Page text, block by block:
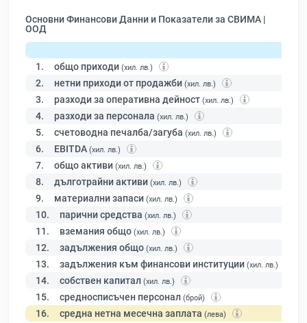
Основни Финансови Данни и Показатели за СВИМА |
ООД
1. общо приходи (хил. лв.)
2. нетни приходи от продажби (хил. лв.)
3. разходи за оперативна дейност (хил. лв.)
4. разходи за персонала (хил. лв.)
5. счетоводна печалба/загуба (хил. лв.)
6. EBITDA (хил. лв.)
7. общо активи (хил. лв.)
8. дълготрайни активи (хил. лв.)
9. материални запаси (хил. лв.)
10. парични средства (хил. лв.)
11. вземания общо (хил. лв.)
12. задължения общо (хил. лв.)
13. задължения към финансови институции (хил. лв.)
14. собствен капитал (хил. лв.)
15. средносписъчен персонал (брой)
16. средна нетна месечна заплата (лева)